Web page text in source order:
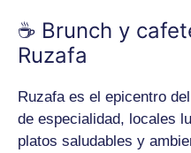
☕ Brunch y
Ruzafa
Ruzafa es el epicentro
de especialidad, locales
platos saludables y